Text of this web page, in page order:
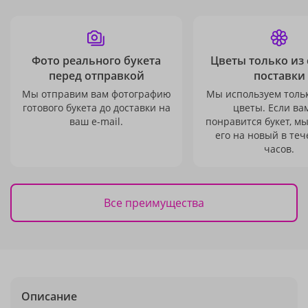
Фото реального букета
перед отправкой
Мы отправим вам фотографию
готового букета до доставки на
ваш e-mail.
Цветы только из
поставки
Мы используем
цветы. Если
понравится букет,
его на новый в
часов.
Все преимущества
Описание